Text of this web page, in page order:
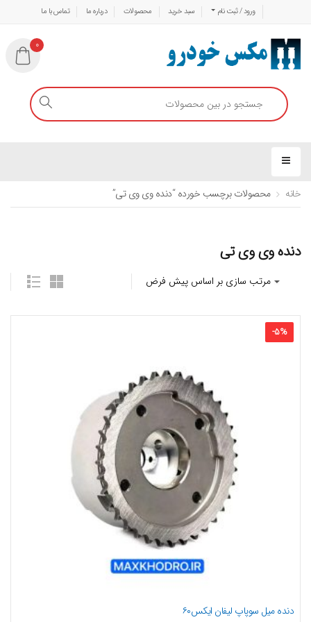
ورود / ثبت نام سبد خرید محصولات درباره ما تماس با ما
0
خانه محصولات برچسب خورده “دنده وی وی تی”
دنده وی وی تی
-5%
دنده میل سوپاپ لیفان ایکس۶۰